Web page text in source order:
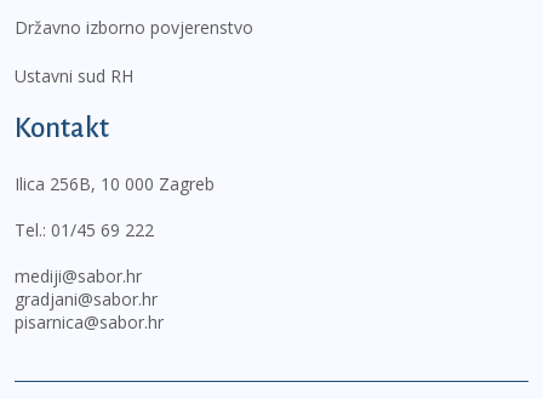
Državno izborno povjerenstvo
Ustavni sud RH
Kontakt
Ilica 256B, 10 000 Zagreb
Tel.: 01/45 69 222
mediji@sabor.hr
gradjani@sabor.hr
pisarnica@sabor.hr